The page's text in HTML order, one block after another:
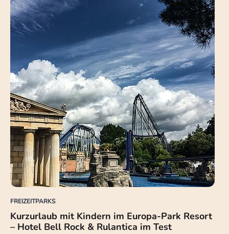
FREIZEITPARKS
Kurzurlaub mit Kindern im Europa-Park Resort
– Hotel Bell Rock & Rulantica im Test